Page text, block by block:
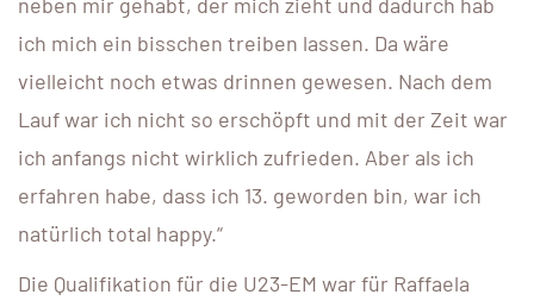
neben mir gehabt, der mich zieht und dadurch hab
ich mich ein bisschen treiben lassen. Da wäre
vielleicht noch etwas drinnen gewesen. Nach dem
Lauf war ich nicht so erschöpft und mit der Zeit war
ich anfangs nicht wirklich zufrieden. Aber als ich
erfahren habe, dass ich 13. geworden bin, war ich
natürlich total happy.“
Die Qualifikation für die U23-EM war für Raffaela